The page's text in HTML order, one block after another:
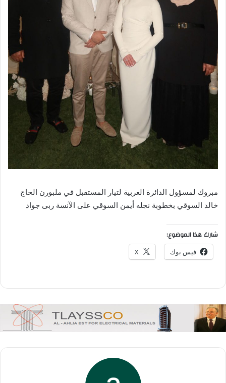
مبروك لمسؤول الدائرة الغربية لتيار المستقبل في ملبورن الحاج
خالد السوقي بخطوبة نجله أيمن السوقي على الآنسة ربى جواد
شارك هذا الموضوع:
فيس بوك X